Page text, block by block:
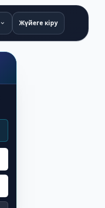
Жүйеге кіру